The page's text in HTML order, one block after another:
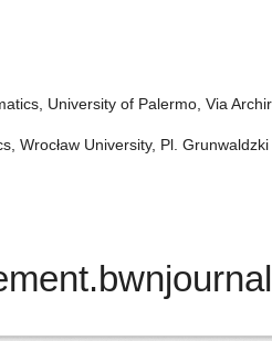
University of Palermo, Via
Wrocław University, Pl.